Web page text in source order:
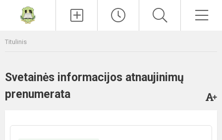
Titulinis
Svetainės informacijos atnaujinimų
prenumerata